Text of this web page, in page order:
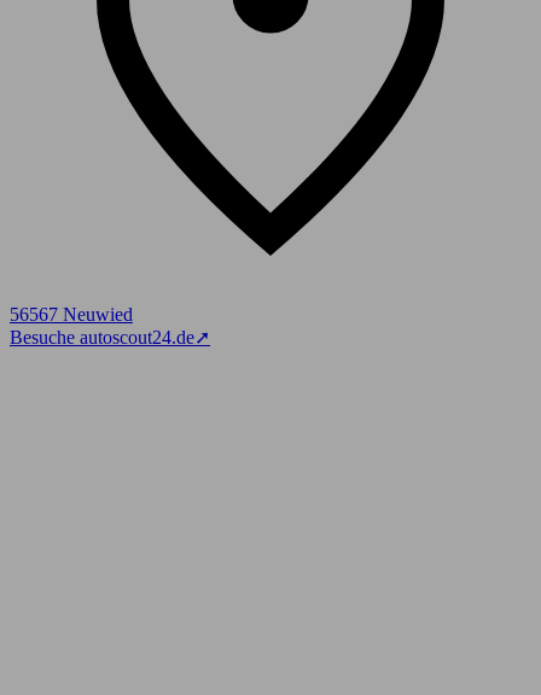
56567 Neuwied
Besuche autoscout24.de➚